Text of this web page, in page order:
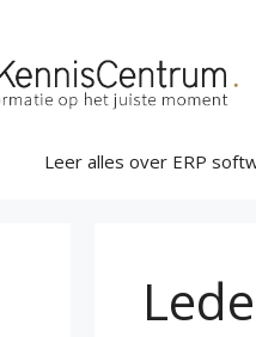
Leer alles over ERP